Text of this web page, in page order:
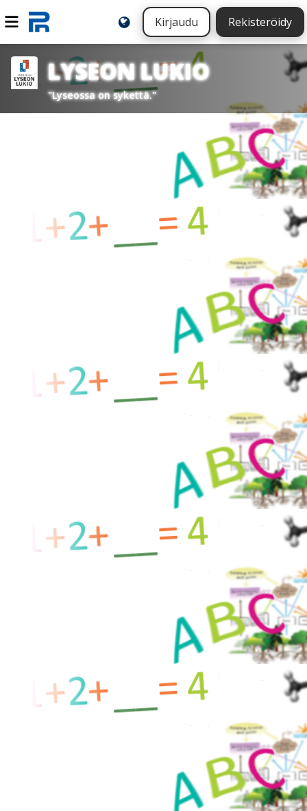
Kirjaudu Rekisteröidy
LYSEON LUKIO
"Lyseossa on sykettä."